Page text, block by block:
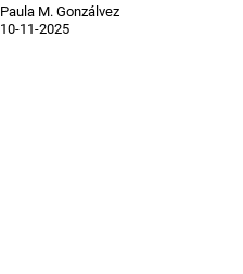
Paula M. Gonzálvez
10-11-2025